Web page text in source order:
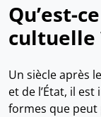
Qu’est-
cultuelle
Un siècle après
et de l’État, il
formes que